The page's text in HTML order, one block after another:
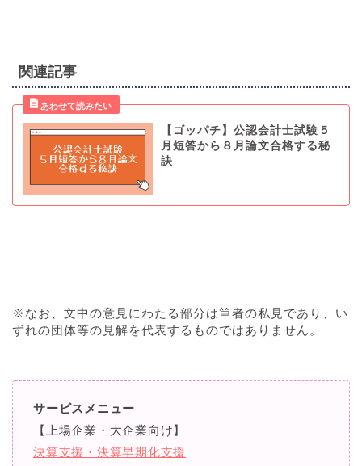
関連記事
【ゴッパチ】公認会計士試験５
月短答から８月論文合格する秘
訣
※なお、文中の意見にわたる部分は筆者の私見であり、い
ずれの団体等の見解を代表するものではありません。
サービスメニュー
【上場企業・大企業向け】
決算支援・決算早期化支援